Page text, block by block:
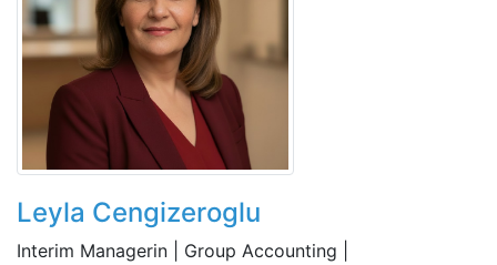
Leyla Cengizeroglu
Interim Managerin | Group Accounting |